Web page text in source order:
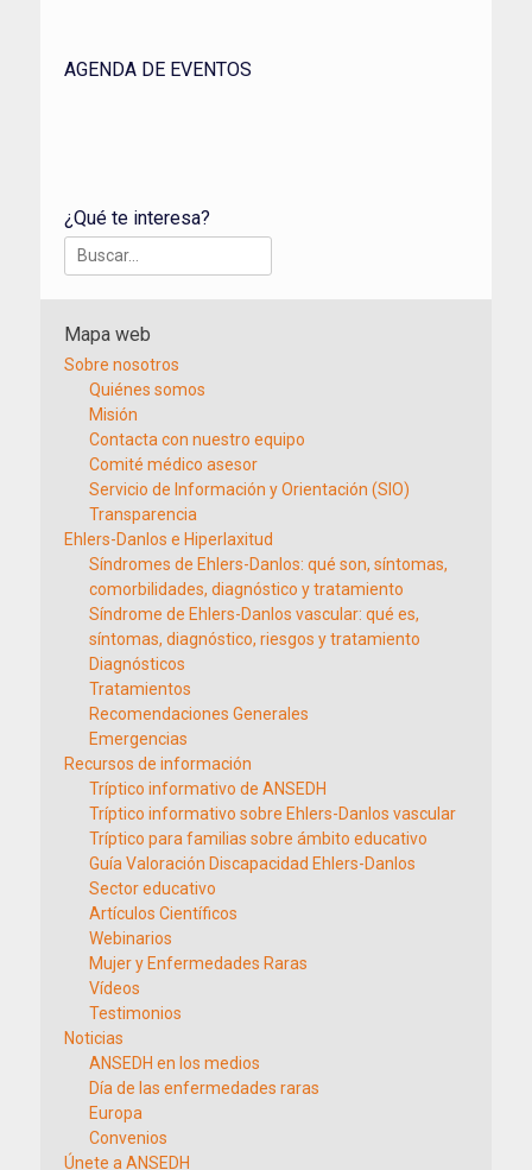
AGENDA DE EVENTOS
¿Qué te interesa?
Buscar:
Mapa web
Sobre nosotros
Quiénes somos
Misión
Contacta con nuestro equipo
Comité médico asesor
Servicio de Información y Orientación (SIO)
Transparencia
Ehlers-Danlos e Hiperlaxitud
Síndromes de Ehlers-Danlos: qué son, síntomas,
comorbilidades, diagnóstico y tratamiento
Síndrome de Ehlers-Danlos vascular: qué es,
síntomas, diagnóstico, riesgos y tratamiento
Diagnósticos
Tratamientos
Recomendaciones Generales
Emergencias
Recursos de información
Tríptico informativo de ANSEDH
Tríptico informativo sobre Ehlers-Danlos vascular
Tríptico para familias sobre ámbito educativo
Guía Valoración Discapacidad Ehlers-Danlos
Sector educativo
Artículos Científicos
Webinarios
Mujer y Enfermedades Raras
Vídeos
Testimonios
Noticias
ANSEDH en los medios
Día de las enfermedades raras
Europa
Convenios
Únete a ANSEDH